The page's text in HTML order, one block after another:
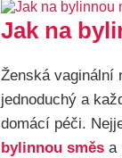
Jak na
Ženská vaginální
jednoduchý a
domácí péči.
bylinnou směs a